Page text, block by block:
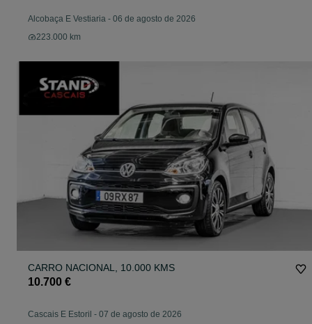
Alcobaça E Vestiaria - 06 de agosto de 2026
223.000 km
CARRO NACIONAL, 10.000 KMS
10.700 €
Cascais E Estoril - 07 de agosto de 2026